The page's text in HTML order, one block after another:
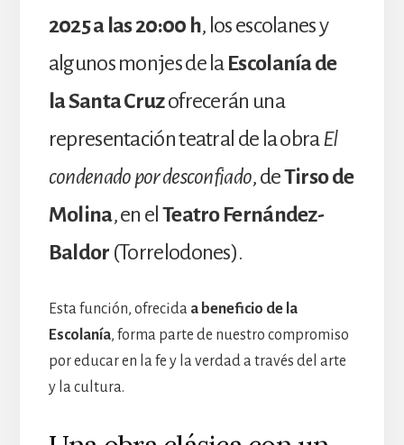
2025 a las 20:00 h, los escolanes y
algunos monjes de laEscolanía de
la Santa Cruzofrecerán una
representación teatral de la obraEl
condenado por desconfiado, deTirso de
Molina, en el Teatro Fernández-
Baldor (Torrelodones).
Esta función, ofrecida a beneficio de la
Escolanía, forma parte de nuestro compromiso
por educar en la fe y la verdad a través del arte
y la cultura.